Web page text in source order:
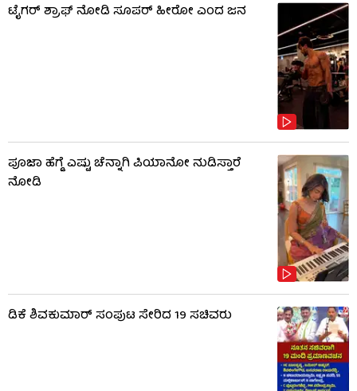
ಟೈಗರ್ ಶ್ರಾಫ್ ನೋಡಿ ಸೂಪರ್ ಹೀರೋ ಎಂದ ಜನ
ಪೂಜಾ ಹೆಗ್ಡೆ ಎಷ್ಟು ಚೆನ್ನಾಗಿ ಪಿಯಾನೋ ನುಡಿಸ್ತಾರೆ
ನೋಡಿ
ಡಿಕೆ ಶಿವಕುಮಾರ್‌ ಸಂಪುಟ ಸೇರಿದ 19 ಸಚಿವರು